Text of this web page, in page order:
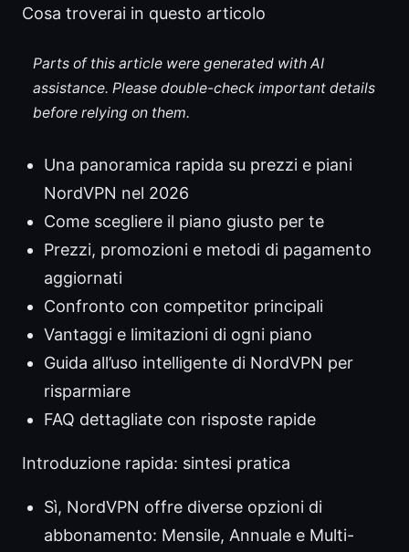
Cosa troverai in questo articolo
Parts of this article were generated with AI
assistance. Please double-check important details
before relying on them.
Una panoramica rapida su prezzi e piani
NordVPN nel 2026
Come scegliere il piano giusto per te
Prezzi, promozioni e metodi di pagamento
aggiornati
Confronto con competitor principali
Vantaggi e limitazioni di ogni piano
Guida all’uso intelligente di NordVPN per
risparmiare
FAQ dettagliate con risposte rapide
Introduzione rapida: sintesi pratica
Sì, NordVPN offre diverse opzioni di
abbonamento: Mensile, Annuale e Multi-